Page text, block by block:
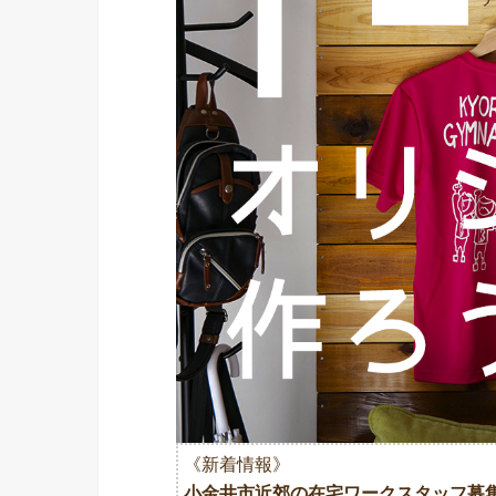
《新着情報》